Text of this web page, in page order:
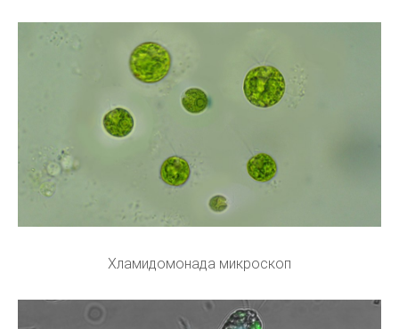
Хламидомонада микроскоп